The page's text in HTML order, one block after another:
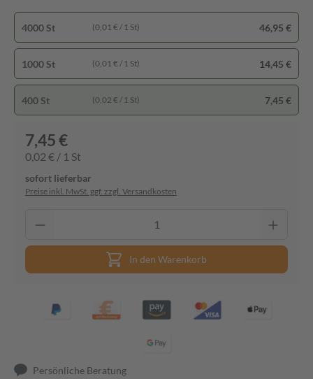
4000 St (0,01 € / 1 St) 46,95 €
1000 St (0,01 € / 1 St) 14,45 €
400 St (0,02 € / 1 St) 7,45 €
7,45 €
0,02 € / 1 St
sofort lieferbar
Preise inkl. MwSt. ggf. zzgl. Versandkosten
In den Warenkorb
Persönliche Beratung